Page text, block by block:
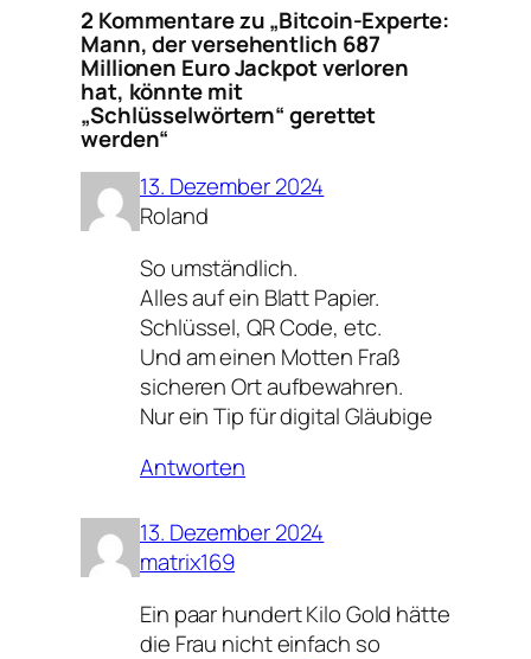
2 Kommentare zu „Bitcoin-Experte:
Mann, der versehentlich 687
Millionen Euro Jackpot verloren
hat, könnte mit
„Schlüsselwörtern“ gerettet
werden“
13. Dezember 2024
Roland
So umständlich.
Alles auf ein Blatt Papier.
Schlüssel, QR Code, etc.
Und am einen Motten Fraß
sicheren Ort aufbewahren.
Nur ein Tip für digital Gläubige
Antworten
13. Dezember 2024
matrix169
Ein paar hundert Kilo Gold hätte
die Frau nicht einfach so